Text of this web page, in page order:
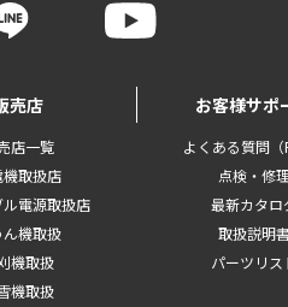
売店
店一覧
取扱店
電源取扱店
機取扱
機取扱
機取扱
お客様サポ
よくある質問（
点検・修理
最新カタロ
取扱説明
パーツリス